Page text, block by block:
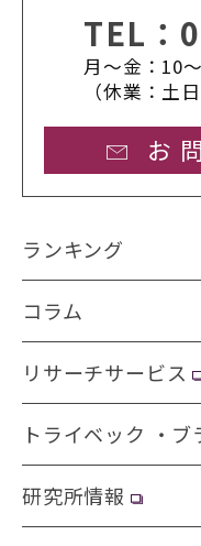
TEL：
月〜金：10
（休業：土
お
ランキング
コラム
リサーチサービス
トライベック ・
研究所情報